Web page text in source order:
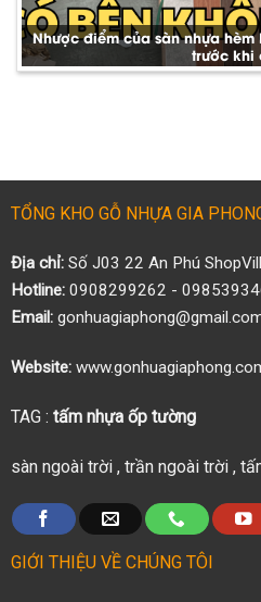
Nhược điểm của sàn nhựa
trước khi
TỔNG KHO GỖ NHỰA GIA
Địa chỉ:Số J03 22 An Phú
Hotline:0908299262 -
Email:
Website:
TAG : tấm nhựa ốp tường
sàn ngoài trời, trần ngoài trời,
GIỚI THIỆU VỀ CHÚNG TÔI